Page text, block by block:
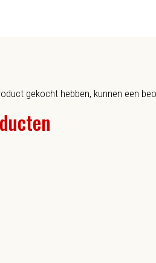
gekocht hebben, kunnen een